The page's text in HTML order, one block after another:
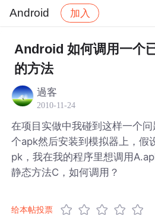
Android 加入
社区 Android 帖子详情
Android 如何调用一个
的方法
過客
2010-11-24
在项目实做中我碰到这样一个
个apk然后安装到模拟器上，假
pk，我在我的程序里想调用
静态方法C，如何调用？
给本帖投票